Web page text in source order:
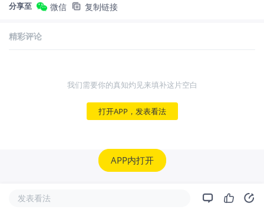
分享至 微信 复制链接
精彩评论
我们需要你的真知灼见来填补这片空白
打开APP，发表看法
APP内打开
发表看法